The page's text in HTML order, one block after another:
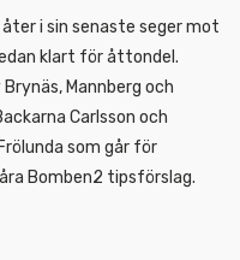
åter i sin senaste seger mot
klart för åttondel.
Mannberg och
Carlsson och
som går för
Bomben2 tipsförslag.